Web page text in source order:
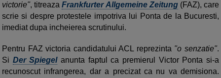
victorie", titreazaFrankfurter Allgemeine Zeitung(FAZ), care
scrie si despre protestele impotriva lui Ponta de la Bucuresti,
imediat dupa incheierea scrutinului.
Pentru FAZ victoria candidatului ACL reprezinta "o senzatie".
Si Der Spiegelanunta faptul ca premierul Victor Ponta si-a
recunoscut infrangerea, dar a precizat ca nu va demisiona.